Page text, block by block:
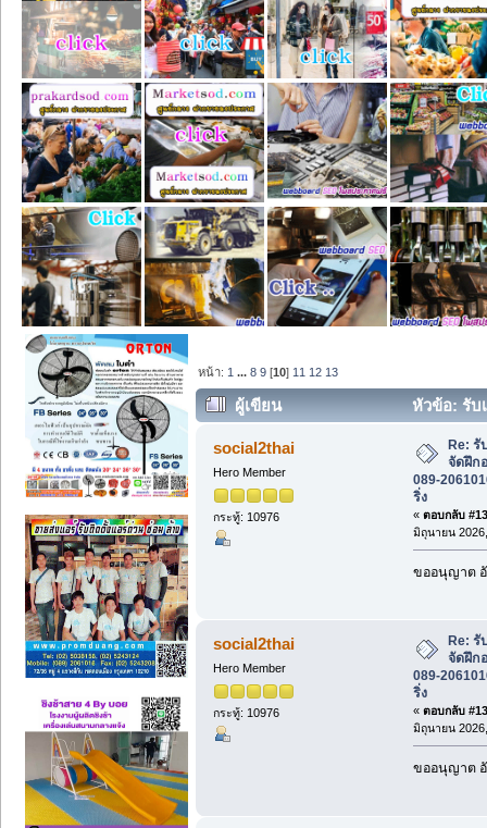
หน้า: 1 ...8 9 [10] 11 12 13
ผู้เขียน
หัวข้อ: รับ
โทร 089-2061016 รุ่งโรจน์เอ็นจิเนียริ่ง
social2thai
Hero Member
กระทู้: 10976
Re: รั
จัดฝึก
089-
ริ่ง
« ตอบกลับ
มิถุนายน
ขออนุญาต
social2thai
Hero Member
กระทู้: 10976
Re: รั
จัดฝึก
089-
ริ่ง
« ตอบกลับ
มิถุนายน
ขออนุญาต